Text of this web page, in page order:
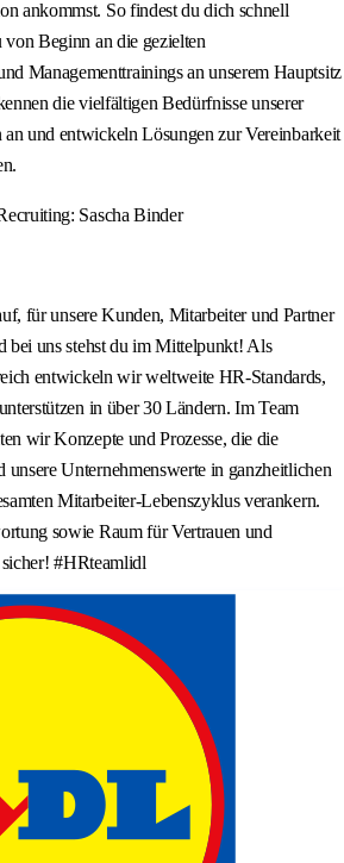
ankommst. So findest du dich schnell
Beginn an die gezielten
Managementtrainings an unserem Hauptsitz
die vielfältigen Bedürfnisse unserer
und entwickeln Lösungen zur Vereinbarkeit
Sascha Binder
für unsere Kunden, Mitarbeiter und Partner
bei uns stehst du im Mittelpunkt! Als
entwickeln wir weltweite HR-Standards,
in über 30 Ländern. Im Team
wir Konzepte und Prozesse, die die
unsere Unternehmenswerte in ganzheitlichen
Mitarbeiter-Lebenszyklus verankern.
sowie Raum für Vertrauen und
#HRteamlidl